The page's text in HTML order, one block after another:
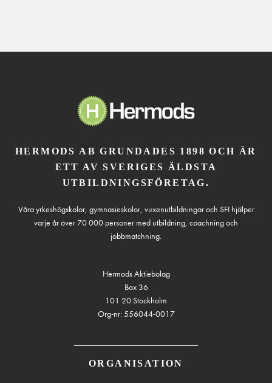
HERMODS AB GRUNDADES 1898 OCH ÄR
ETT AV SVERIGES ÄLDSTA
UTBILDNINGSFÖRETAG.
Våra yrkeshögskolor, gymnasieskolor, vuxenutbildningar och SFI hjälper
varje år över 70 000 personer med utbildning, coachning och
jobbmatchning.
Hermods Aktiebolag
Box 36
101 20 Stockholm
Org-nr: 556044-0017
ORGANISATION